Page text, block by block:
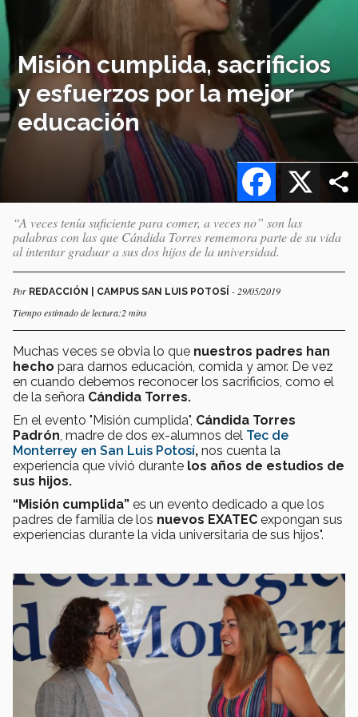
Misión cumplida, sacrificios
y esfuerzos por la mejor
educación
X
Facebook
“A veces tenía suficiente para comer, a veces no” son las
palabras con las que Cándida Torres rememora parte de su vida
al intentar graduar a sus dos hijos de la universidad.
Por REDACCIÓN | CAMPUS SAN LUIS POTOSÍ - 29/05/2019
Tiempo estimado de lectura:2 mins
Muchas veces se obvia lo que nuestros padres han
hecho para darnos educación, comida y amor. De vez
en cuando debemos reconocer los sacrificios, como el
de la señora Cándida Torres.
En el evento "Misión cumplida", Cándida Torres
Padrón , madre de dos ex-alumnos del Tec de
Monterrey en San Luis Potosí, nos cuenta la
experiencia que vivió durante los años de estudios de
sus hijos.
“Misión cumplida” es un evento dedicado a que los
padres de familia de los nuevos EXATEC expongan sus
experiencias durante la vida universitaria de sus hijos".